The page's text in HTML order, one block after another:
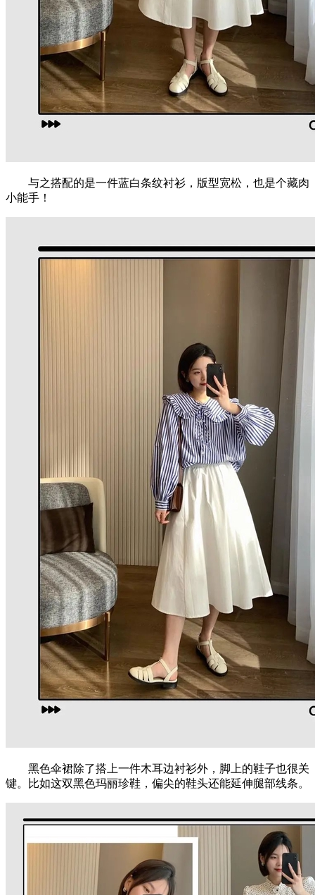
与之搭配的是一件蓝白条纹衬衫，版型宽松，也是个藏肉
小能手！
黑色伞裙除了搭上一件木耳边衬衫外，脚上的鞋子也很关
键。比如这双黑色玛丽珍鞋，偏尖的鞋头还能延伸腿部线条。